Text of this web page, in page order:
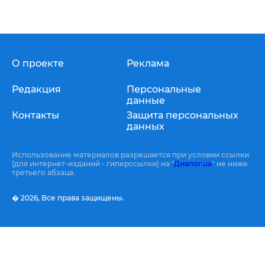
О проекте
Редакция
Контакты
Реклама
Персональные
данные
Защита персональных
данных
Использование материалов разрешается при условии ссылки
(для интернет-изданий - гиперссылки) на "Диалог.ua" не ниже
третьего абзаца.
� 2026, Все права защищены.